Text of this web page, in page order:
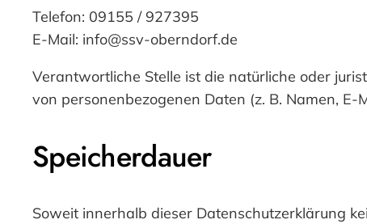
Telefon: 09155 / 927395
E-Mail: info@ssv-oberndorf.de
Verantwortliche Stelle ist die natürliche oder
von personenbezogenen Daten (z. B. Namen, E-
Speicherdauer
Soweit innerhalb dieser Datenschutzerklärung